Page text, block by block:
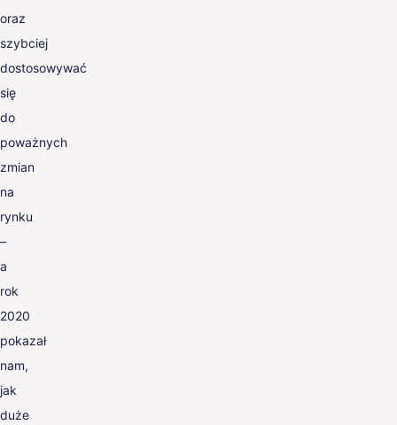
oraz
szybciej
dostosowywać
się
do
poważnych
zmian
na
rynku
–
a
rok
2020
pokazał
nam,
jak
duże